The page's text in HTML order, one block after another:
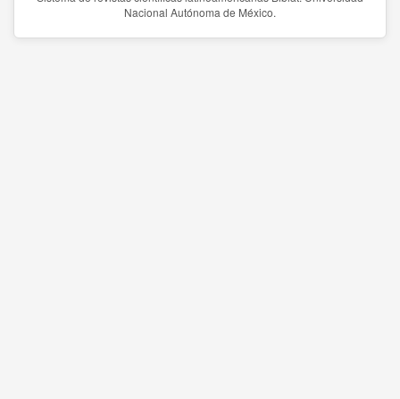
Nacional Autónoma de México.